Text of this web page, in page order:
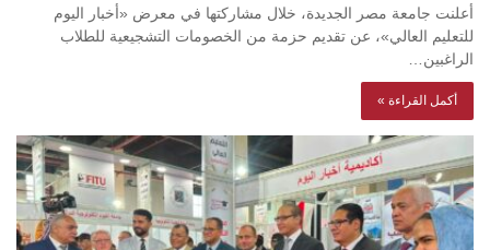
أعلنت جامعة مصر الجديدة، خلال مشاركتها في معرض «أخبار اليوم
للتعليم العالي»، عن تقديم حزمة من الخصومات التشجيعية للطلاب
الراغبين…
أكمل القراءة »